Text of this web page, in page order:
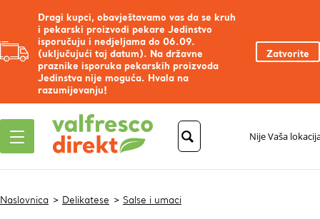
Dragi kupci, obavještavamo vas da se kruh
i pekarski proizvodi pekare Jedinstvo
isporučuju i nedjeljama do 06.09.
(uključujući taj datum). Na državne
praznike isporuka pekarskih proizvoda
Jedinstva nije moguća. Hvala na
razumijevanju!
Zatvorite
Nije Vaša
Naslovnica Delikatese Salse i umaci